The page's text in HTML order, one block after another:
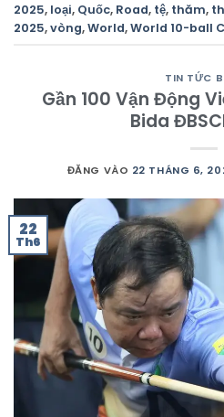
2025, loại, Quốc, Road, tệ, thăm,
2025,vòng,World,World 10-ball
TIN TỨC
Gần 100 Vận Động
Bida
ĐĂNG VÀO 22 THÁNG 6,
22
Th6